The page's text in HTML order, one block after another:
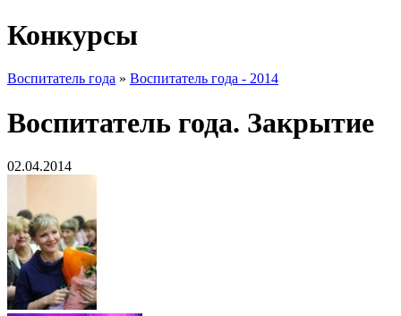
Конкурсы
Воспитатель года » Воспитатель года - 2014
Воспитатель года. Закрытие
02.04.2014